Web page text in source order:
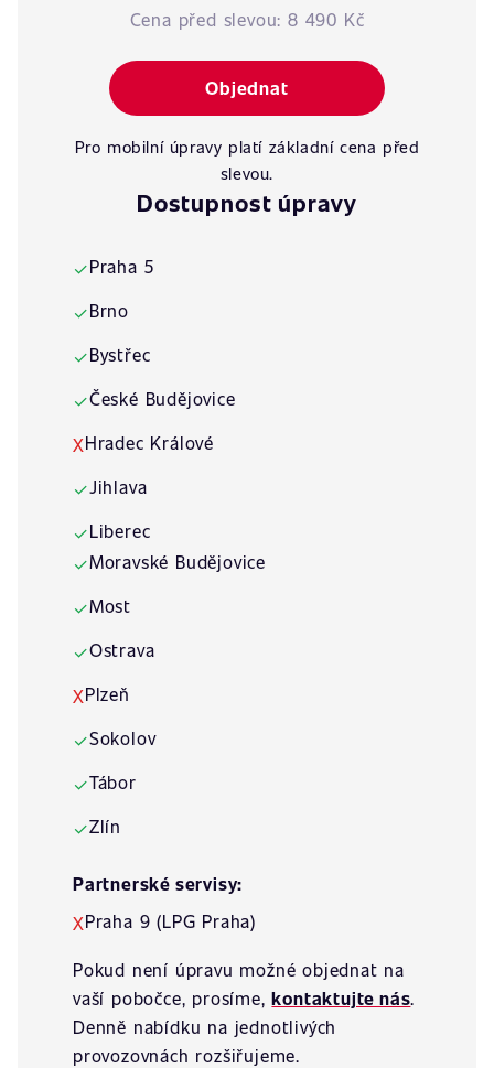
Cena před slevou: 8 490 Kč
Objednat
Pro mobilní úpravy platí základní cena před
slevou.
Dostupnost úpravy
✓Praha 5
✓Brno
✓Bystřec
✓České Budějovice
XHradec Králové
✓Jihlava
✓Liberec
✓Moravské Budějovice
✓Most
✓Ostrava
XPlzeň
✓Sokolov
✓Tábor
✓Zlín
Partnerské servisy:
XPraha 9 (LPG Praha)
Pokud není úpravu možné objednat na
vaší pobočce, prosíme,kontaktujte nás.
Denně nabídku na jednotlivých
provozovnách rozšiřujeme.